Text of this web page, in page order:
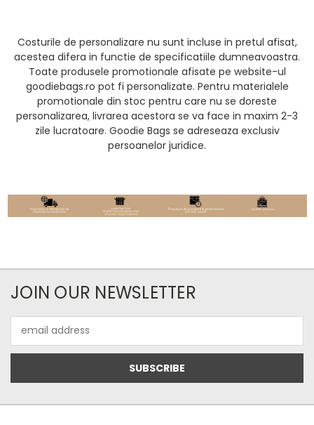
Costurile de personalizare nu sunt incluse in pretul afisat,
acestea difera in functie de specificatiile dumneavoastra.
Toate produsele promotionale afisate pe website-ul
goodiebags.ro pot fi personalizate. Pentru materialele
promotionale din stoc pentru care nu se doreste
personalizarea, livrarea acestora se va face in maxim 2-3
zile lucratoare. Goodie Bags se adreseaza exclusiv
persoanelor juridice.
JOIN OUR NEWSLETTER
Address